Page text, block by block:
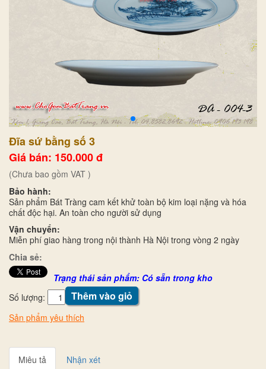
Đĩa sứ bằng số 3
Giá bán: 150.000 đ
(Chưa bao gồm VAT )
Bảo hành:
Sản phẩm Bát Tràng cam kết khử toàn bộ kim loại nặng và hóa
chất độc hại. An toàn cho người sử dụng
Vận chuyển:
Miễn phí giao hàng trong nội thành Hà Nội trong vòng 2 ngày
Chia sẻ:
Trạng thái sản phẩm: Có sẵn trong kho
Số lượng:
Thêm vào giỏ
Sản phẩm yêu thích
Miêu tả Nhận xét